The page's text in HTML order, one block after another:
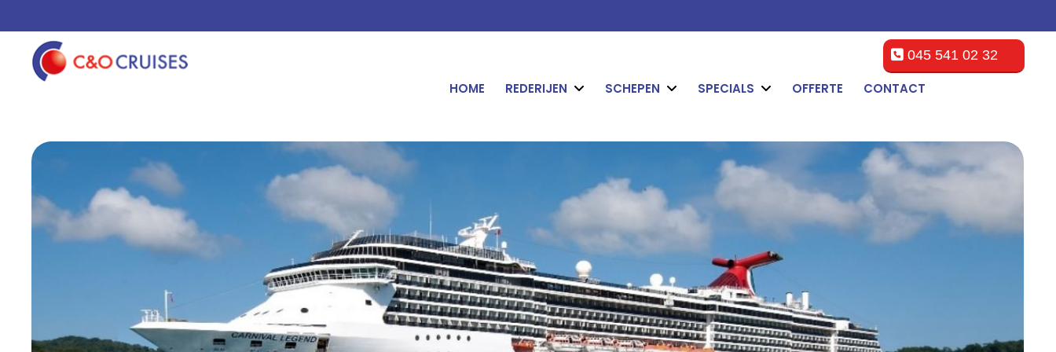
045 541 02 32
CONTACT
OFFERTE
SPECIALS
SCHEPEN
REDERIJEN
HOME